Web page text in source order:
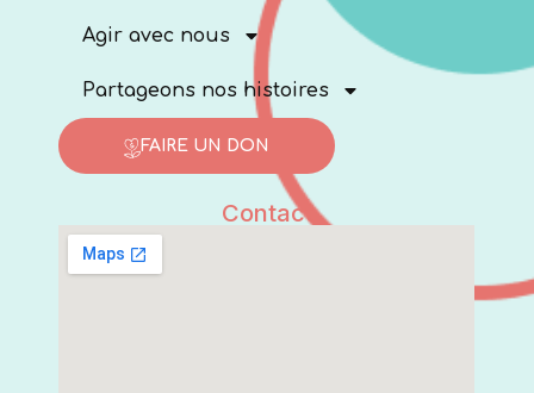
Agir avec nous
Partageons nos histoires
FAIRE UN DON
Contact